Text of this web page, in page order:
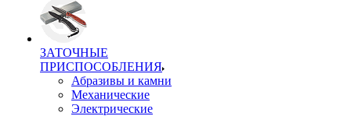
ЗАТОЧНЫЕ
ПРИСПОСОБЛЕНИЯ
Абразивы и камни
Механические
Электрические